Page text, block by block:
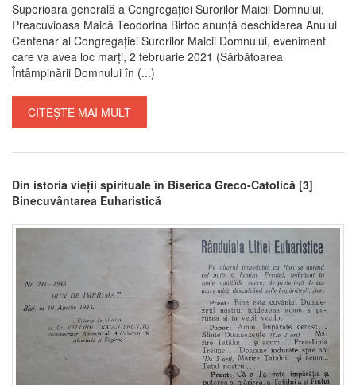
Superioara generală a Congregației Surorilor Maicii Domnului,
Preacuvioasa Maică Teodorina Birtoc anunță deschiderea Anului
Centenar al Congregației Surorilor Maicii Domnului, eveniment
care va avea loc marți, 2 februarie 2021 (Sărbătoarea
Întâmpinării Domnului în (...)
CITEȘTE MAI MULT
Din istoria vieții spirituale în Biserica Greco-Catolică [3]
Binecuvântarea Euharistică